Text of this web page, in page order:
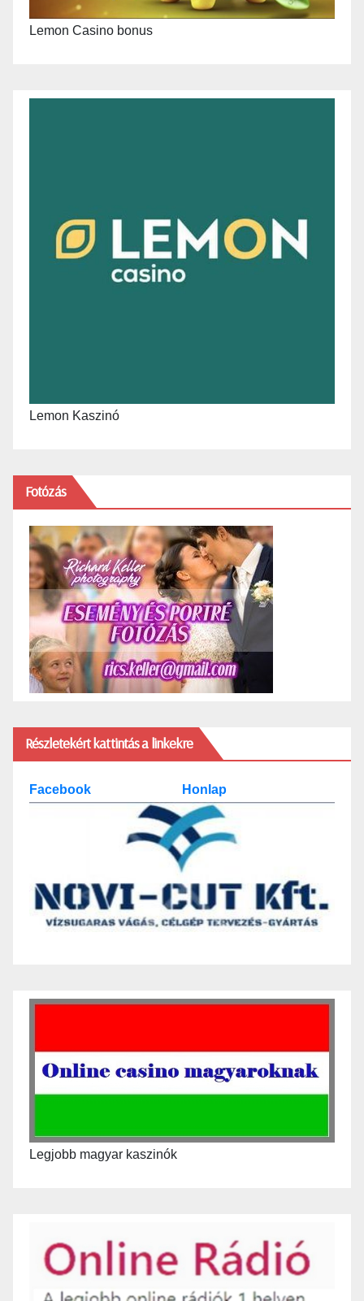
Lemon Casino bonus
Lemon Kaszinó
Fotózás
Részletekért kattintás a linkekre
Facebook Honlap
Legjobb magyar kaszinók